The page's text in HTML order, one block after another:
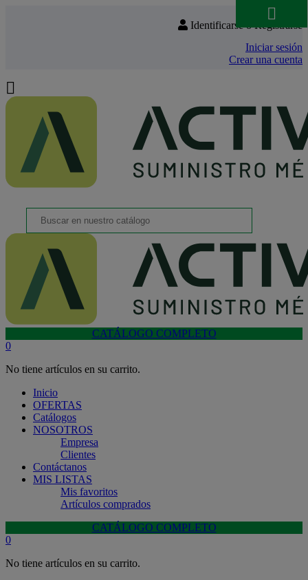
Identificarse o Registrarse
Iniciar sesión
Crear una cuenta


CATÁLOGO COMPLETO
0
No tiene artículos en su carrito.
Inicio
OFERTAS
Catálogos
NOSOTROS
Empresa
Clientes
Contáctanos
MIS LISTAS
Mis favoritos
Artículos comprados
CATÁLOGO COMPLETO
0
No tiene artículos en su carrito.